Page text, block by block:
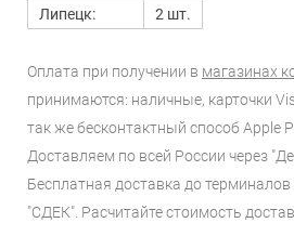
Липецк:
2 шт.
Оплата при получении в магазинах
принимаются: наличные, карточки
так же бесконтактный способ Apple
Доставляем по всей России через
Бесплатная доставка до
"СДЕК". Расчитайте стоимость